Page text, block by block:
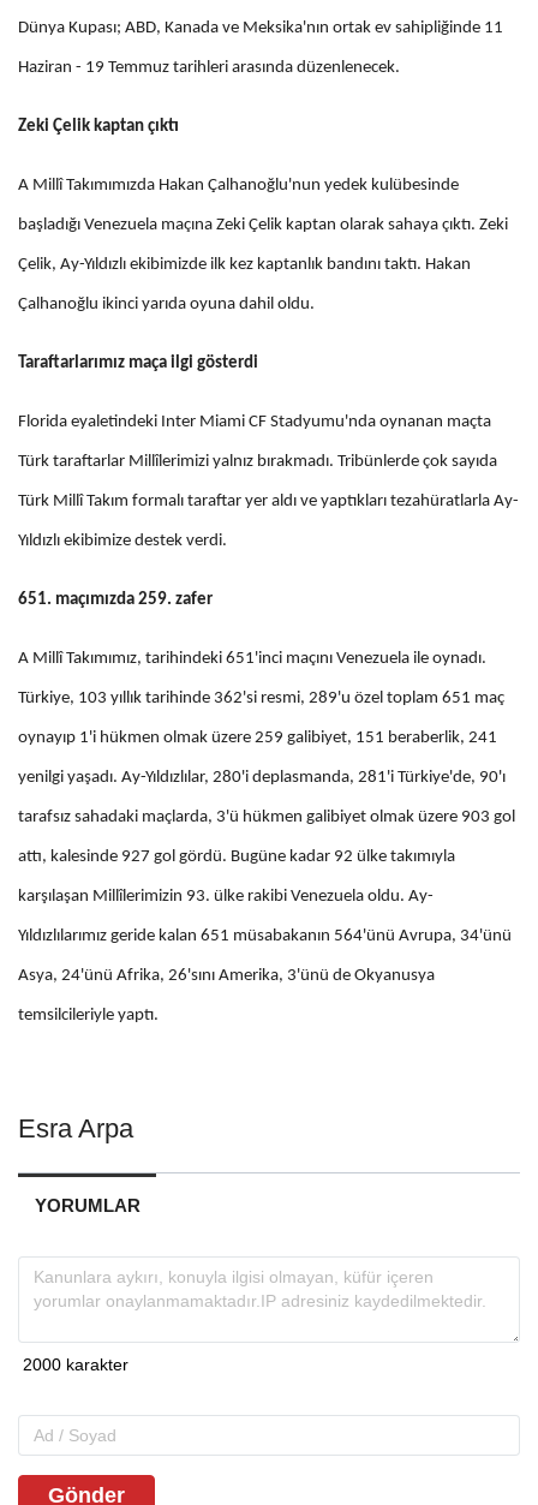
Dünya Kupası; ABD, Kanada ve Meksika'nın ortak ev sahipliğinde 11
Haziran - 19 Temmuz tarihleri arasında düzenlenecek.
Zeki Çelik kaptan çıktı
A Millî Takımımızda Hakan Çalhanoğlu'nun yedek kulübesinde
başladığı Venezuela maçına Zeki Çelik kaptan olarak sahaya çıktı. Zeki
Çelik, Ay-Yıldızlı ekibimizde ilk kez kaptanlık bandını taktı. Hakan
Çalhanoğlu ikinci yarıda oyuna dahil oldu.
Taraftarlarımız maça ilgi gösterdi
Florida eyaletindeki Inter Miami CF Stadyumu'nda oynanan maçta
Türk taraftarlar Millîlerimizi yalnız bırakmadı. Tribünlerde çok sayıda
Türk Millî Takım formalı taraftar yer aldı ve yaptıkları tezahüratlarla Ay-
Yıldızlı ekibimize destek verdi.
651. maçımızda 259. zafer
A Millî Takımımız, tarihindeki 651'inci maçını Venezuela ile oynadı.
Türkiye, 103 yıllık tarihinde 362'si resmi, 289'u özel toplam 651 maç
oynayıp 1'i hükmen olmak üzere 259 galibiyet, 151 beraberlik, 241
yenilgi yaşadı. Ay-Yıldızlılar, 280'i deplasmanda, 281'i Türkiye'de, 90'ı
tarafsız sahadaki maçlarda, 3'ü hükmen galibiyet olmak üzere 903 gol
attı, kalesinde 927 gol gördü. Bugüne kadar 92 ülke takımıyla
karşılaşan Millîlerimizin 93. ülke rakibi Venezuela oldu. Ay-
Yıldızlılarımız geride kalan 651 müsabakanın 564'ünü Avrupa, 34'ünü
Asya, 24'ünü Afrika, 26'sını Amerika, 3'ünü de Okyanusya
temsilcileriyle yaptı.
Esra Arpa
YORUMLAR
Gönder